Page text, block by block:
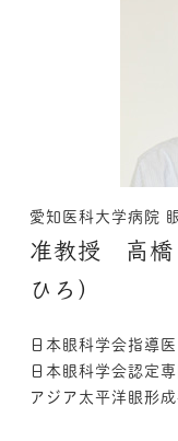
愛知医科大学病院
准教授 高
ひろ）
日本眼科学会指導医
日本眼科学会認定
アジア太平洋眼形